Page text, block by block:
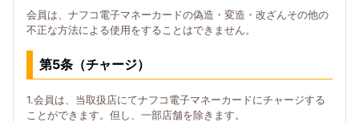
会員は、ナフコ電子マネーカードの偽造・変造・改ざんその他の
不正な方法による使用をすることはできません。
第5条（チャージ）
1.会員は、当取扱店にてナフコ電子マネーカードにチャージする
ことができます。但し、一部店舗を除きます。